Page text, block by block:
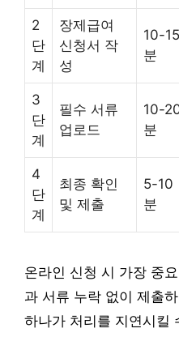
2
단
계
장제급여
신청서 작
성
10-15
분
3
단
계
필수 서류
업로드
10-
분
4
단
계
최종 확인
및 제출
5-10
분
온라인 신청 시 가장 중
과 서류 누락 없이 제출
하나가 처리를 지연시킬